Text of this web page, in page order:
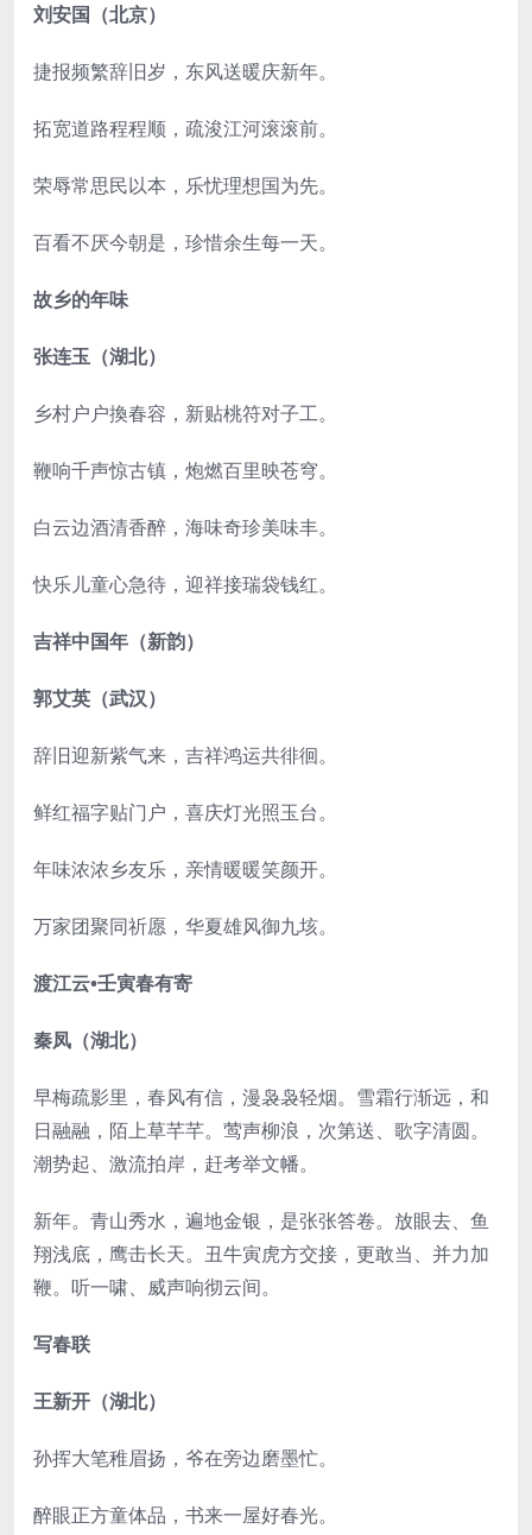
刘安国（北京）
捷报频繁辞旧岁，东风送暖庆新年。
拓宽道路程程顺，疏浚江河滚滚前。
荣辱常思民以本，乐忧理想国为先。
百看不厌今朝是，珍惜余生每一天。
故乡的年味
张连玉（湖北）
乡村户户換春容，新贴桃符对子工。
鞭响千声惊古镇，炮燃百里映苍穹。
白云边酒清香醉，海味奇珍美味丰。
快乐儿童心急待，迎祥接瑞袋钱红。
吉祥中国年（新韵）
郭艾英（武汉）
辞旧迎新紫气来，吉祥鸿运共徘徊。
鲜红福字贴门户，喜庆灯光照玉台。
年味浓浓乡友乐，亲情暖暖笑颜开。
万家团聚同祈愿，华夏雄风御九垓。
渡江云•壬寅春有寄
秦凤（湖北）
早梅疏影里，春风有信，漫袅袅轻烟。雪霜行渐远，和
日融融，陌上草芊芊。莺声柳浪，次第送、歌字清圆。
潮势起、激流拍岸，赶考举文幡。
新年。青山秀水，遍地金银，是张张答卷。放眼去、鱼
翔浅底，鹰击长天。丑牛寅虎方交接，更敢当、并力加
鞭。听一啸、威声响彻云间。
写春联
王新开（湖北）
孙挥大笔稚眉扬，爷在旁边磨墨忙。
醉眼正方童体品，书来一屋好春光。